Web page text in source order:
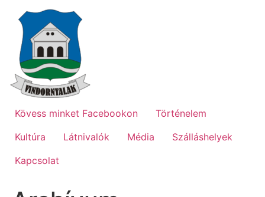
tartalomhoz
Kövess minket Facebookon
Történelem
Kultúra
Látnivalók Média
Szálláshelyek
Kapcsolat